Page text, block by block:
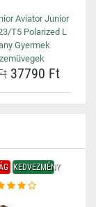
Aviator Junior
T5 Polarized L
Gyermek
37790 Ft
KEDVEZMÉNY